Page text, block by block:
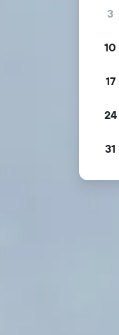
3
10
17
24
31